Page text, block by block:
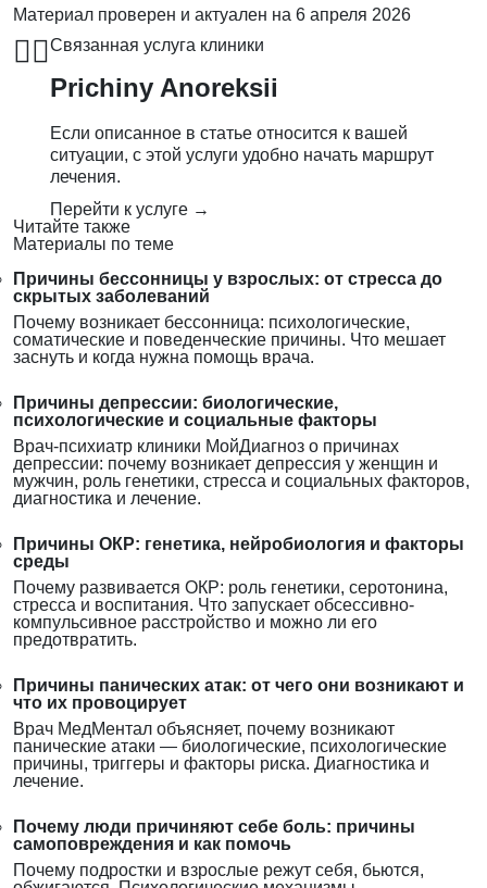
Материал проверен и актуален на 6 апреля 2026
👨‍⚕️Связанная услуга клиники
Prichiny Anoreksii
Если описанное в статье относится к вашей
ситуации, с этой услуги удобно начать маршрут
лечения.
Перейти к услуге →
Читайте также
Материалы по теме
Причины бессонницы у взрослых: от стресса до
скрытых заболеваний
Почему возникает бессонница: психологические,
соматические и поведенческие причины. Что мешает
заснуть и когда нужна помощь врача.
Причины депрессии: биологические,
психологические и социальные факторы
Врач-психиатр клиники МойДиагноз о причинах
депрессии: почему возникает депрессия у женщин и
мужчин, роль генетики, стресса и социальных факторов,
диагностика и лечение.
Причины ОКР: генетика, нейробиология и факторы
среды
Почему развивается ОКР: роль генетики, серотонина,
стресса и воспитания. Что запускает обсессивно-
компульсивное расстройство и можно ли его
предотвратить.
Причины панических атак: от чего они возникают и
что их провоцирует
Врач МедМентал объясняет, почему возникают
панические атаки — биологические, психологические
причины, триггеры и факторы риска. Диагностика и
лечение.
Почему люди причиняют себе боль: причины
самоповреждения и как помочь
Почему подростки и взрослые режут себя, бьются,